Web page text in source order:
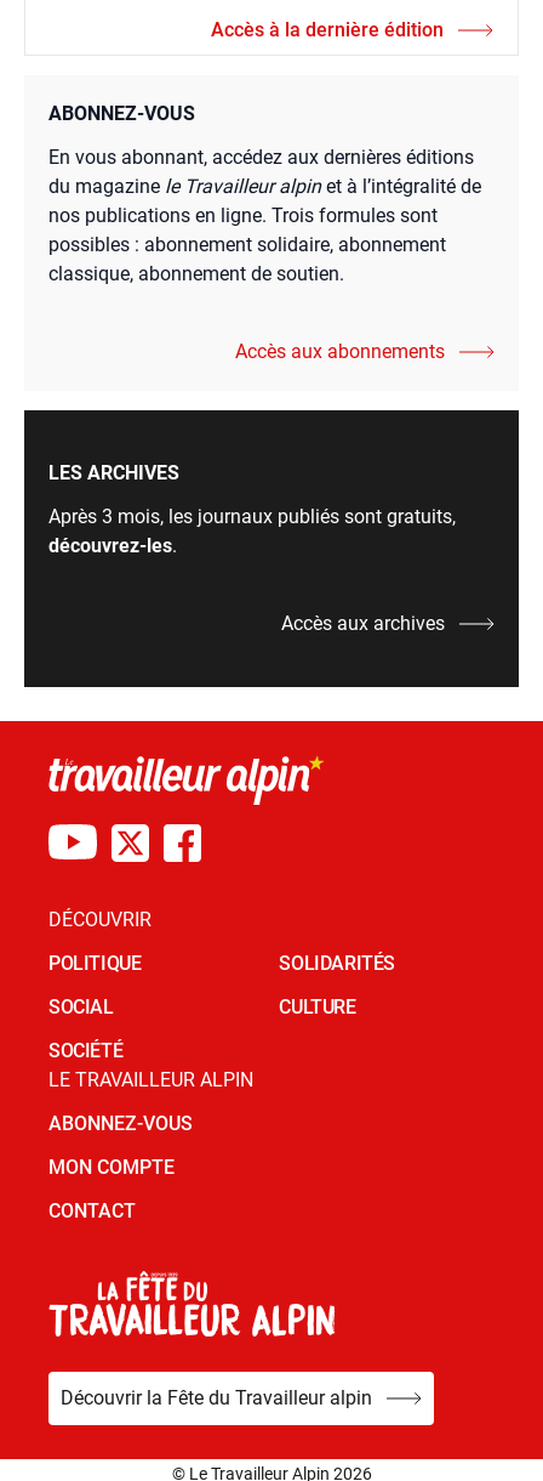
Accès à la dernière édition
ABONNEZ-VOUS
En vous abonnant, accédez aux dernières éditions
du magazine le Travailleur alpinet à l’intégralité de
nos publications en ligne. Trois formules sont
possibles : abonnement solidaire, abonnement
classique, abonnement de soutien.
Accès aux abonnements
LES ARCHIVES
Après 3 mois, les journaux publiés sont gratuits,
découvrez-les.
Accès aux archives
DÉCOUVRIR
POLITIQUE
SOCIAL
SOCIÉTÉ
SOLIDARITÉS
CULTURE
LE TRAVAILLEUR ALPIN
ABONNEZ-VOUS
MON COMPTE
CONTACT
Découvrir la Fête du Travailleur alpin
© Le Travailleur Alpin 2026